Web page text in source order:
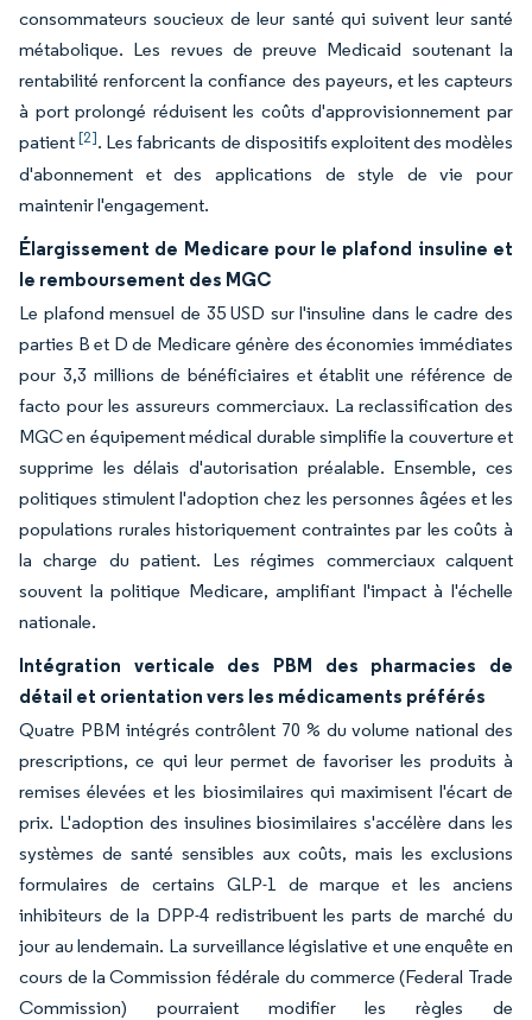
consommateurs soucieux de leur santé qui suivent leur santé
métabolique. Les revues de preuve Medicaid soutenant la
rentabilité renforcent la confiance des payeurs, et les capteurs
à port prolongé réduisent les coûts d'approvisionnement par
patient[2]. Les fabricants de dispositifs exploitent des modèles
d'abonnement et des applications de style de vie pour
maintenir l'engagement.
Élargissement de Medicare pour le plafond insuline et
le remboursement des MGC
Le plafond mensuel de 35 USD sur l'insuline dans le cadre des
parties B et D de Medicare génère des économies immédiates
pour 3,3 millions de bénéficiaires et établit une référence de
facto pour les assureurs commerciaux. La reclassification des
MGC en équipement médical durable simplifie la couverture et
supprime les délais d'autorisation préalable. Ensemble, ces
politiques stimulent l'adoption chez les personnes âgées et les
populations rurales historiquement contraintes par les coûts à
la charge du patient. Les régimes commerciaux calquent
souvent la politique Medicare, amplifiant l'impact à l'échelle
nationale.
Intégration verticale des PBM des pharmacies de
détail et orientation vers les médicaments préférés
Quatre PBM intégrés contrôlent 70 % du volume national des
prescriptions, ce qui leur permet de favoriser les produits à
remises élevées et les biosimilaires qui maximisent l'écart de
prix. L'adoption des insulines biosimilaires s'accélère dans les
systèmes de santé sensibles aux coûts, mais les exclusions
formulaires de certains GLP-1 de marque et les anciens
inhibiteurs de la DPP-4 redistribuent les parts de marché du
jour au lendemain. La surveillance législative et une enquête en
cours de la Commission fédérale du commerce (Federal Trade
Commission) pourraient modifier les règles de